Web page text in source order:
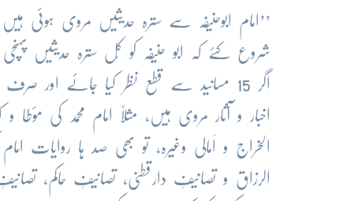
’’امام ابوحنیفہ سے سترہ حدیثیں مروی
اگر 15 مسانید سے قطع نظر کیا جائے اور
اخبار و آثار مروی ہیں، مثلاً امام محمد کی
الخراج و اَمالی وغیرہ، تو بھی صد ہا
الرزاق و تصانیفِ دارقطنی، تصانیفِ حاکم،